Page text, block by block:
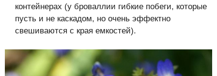
контейнерах (у броваллии гибкие побеги, которые
пусть и не каскадом, но очень эффектно
свешиваются с края емкостей).